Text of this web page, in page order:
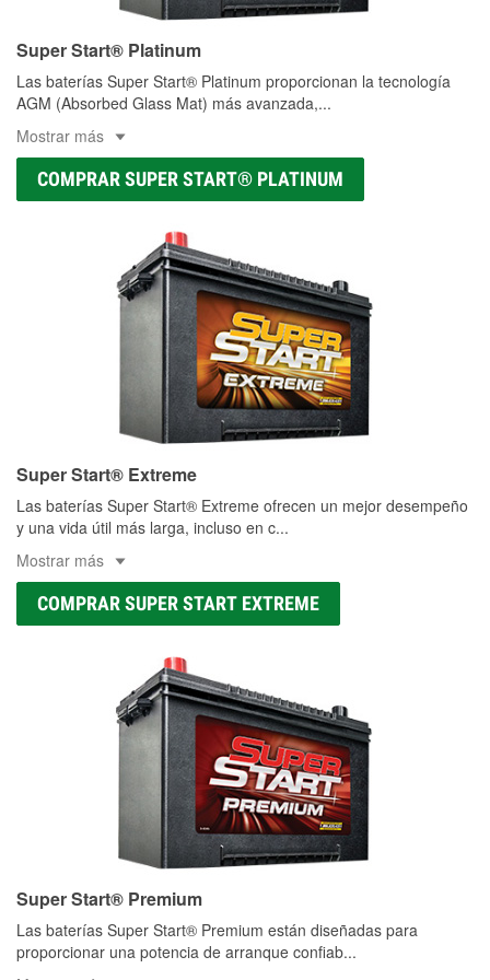
Super Start® Platinum
Las baterías Super Start® Platinum proporcionan la tecnología
AGM (Absorbed Glass Mat) más avanzada,...
Mostrar más
COMPRAR SUPER START® PLATINUM
Super Start® Extreme
Las baterías Super Start® Extreme ofrecen un mejor desempeño
y una vida útil más larga, incluso en c...
Mostrar más
COMPRAR SUPER START EXTREME
Super Start® Premium
Las baterías Super Start® Premium están diseñadas para
proporcionar una potencia de arranque confiab...